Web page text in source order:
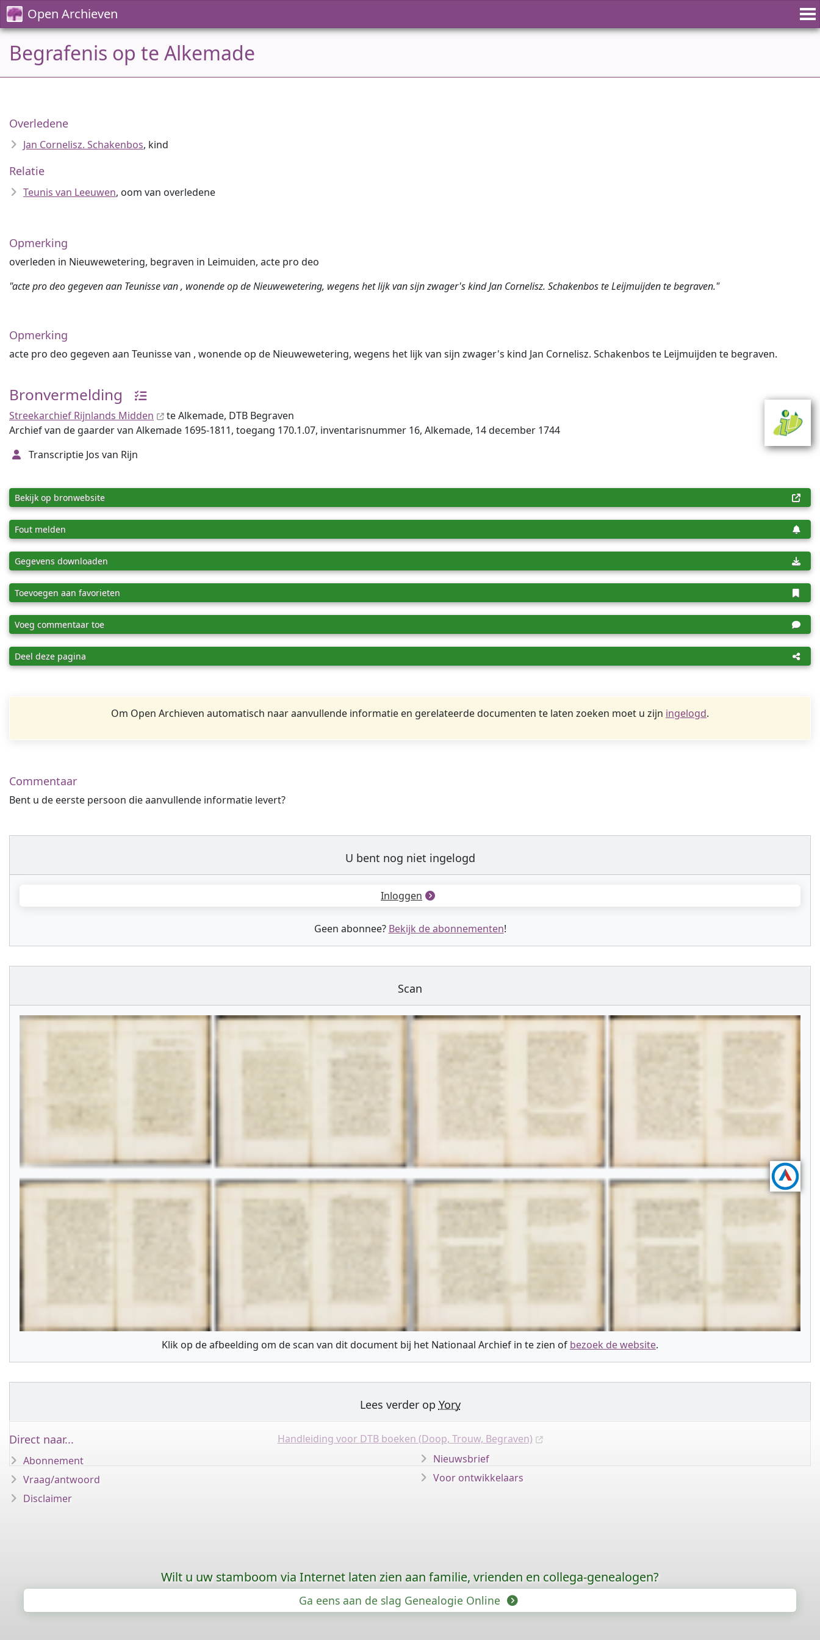
Open Archieven
Begrafenis op te Alkemade
Overledene
Jan Cornelisz. Schakenbos, kind
Relatie
Teunis van Leeuwen, oom van overledene
Opmerking
overleden in Nieuwewetering, begraven in Leimuiden, acte pro deo
"acte pro deo gegeven aan Teunisse van , wonende op de Nieuwewetering, wegens het lijk van sijn zwager's kind Jan Cornelisz. Schakenbos te Leijmuijden te begraven."
Opmerking
acte pro deo gegeven aan Teunisse van , wonende op de Nieuwewetering, wegens het lijk van sijn zwager's kind Jan Cornelisz. Schakenbos te Leijmuijden te begraven.
Bronvermelding
Streekarchief Rijnlands Midden
te Alkemade, DTB Begraven
Archief van de gaarder van Alkemade 1695-1811, toegang 170.1.07, inventarisnummer 16, Alkemade, 14 december 1744
Transcriptie Jos van Rijn
Bekijk op bronwebsite
Fout melden
Gegevens downloaden
Toevoegen aan favorieten
Voeg commentaar toe
Deel deze pagina
Om Open Archieven automatisch naar aanvullende informatie en gerelateerde documenten te laten zoeken moet u zijn ingelogd.
Commentaar
Bent u de eerste persoon die aanvullende informatie levert?
U bent nog niet ingelogd
Inloggen
Geen abonnee? Bekijk de abonnementen!
Scan
Klik op de afbeelding om de scan van dit document bij het Nationaal Archief in te zien of bezoek de website.
Lees verder op Yory
Handleiding voor DTB boeken (Doop, Trouw, Begraven)
Direct naar...
Abonnement
Vraag/antwoord
Disclaimer
Nieuwsbrief
Voor ontwikkelaars
Wilt u uw stamboom via Internet laten zien aan familie, vrienden en collega-genealogen?
Ga eens aan de slag Genealogie Online